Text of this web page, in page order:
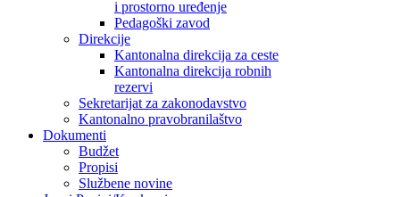
i prostorno uređenje
Pedagoški zavod
Direkcije
Kantonalna direkcija za ceste
Kantonalna direkcija robnih
rezervi
Sekretarijat za zakonodavstvo
Kantonalno pravobranilaštvo
Dokumenti
Budžet
Propisi
Službene novine